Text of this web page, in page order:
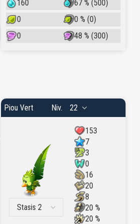
160
67 % (500)
0
0 % (0)
0
48 % (300)
Piou Vert Niv.
153
7
3
0
16
20
8
20 %
20 %